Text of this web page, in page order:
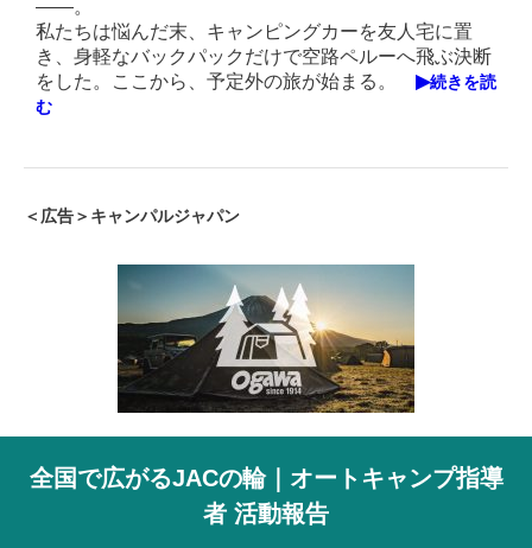
――。
私たちは悩んだ末、キャンピングカーを友人宅に置
き、身軽なバックパックだけで空路ペルーへ飛ぶ決断
をした。ここから、予定外の旅が始まる。
▶続きを読
む
＜広告＞キャンパルジャパン
全国で広がるJACの輪｜オートキャンプ指導
者 活動報告